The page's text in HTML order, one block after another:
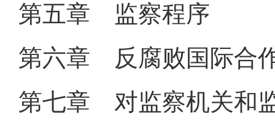
第五章 监察程序
第六章 反腐败国际合
第七章 对监察机关和